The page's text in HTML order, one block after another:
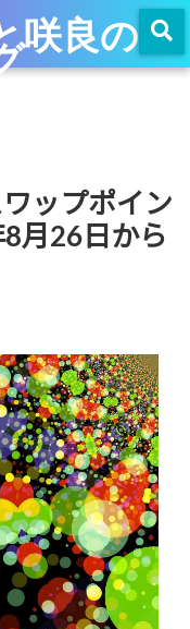
咲良の
ップポイン
月26日から